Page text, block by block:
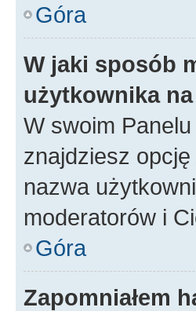
Góra
W jaki sposób
użytkownika
W swoim
znajdziesz opcję
nazwa
moderatorów i
Góra
Zapomniałem